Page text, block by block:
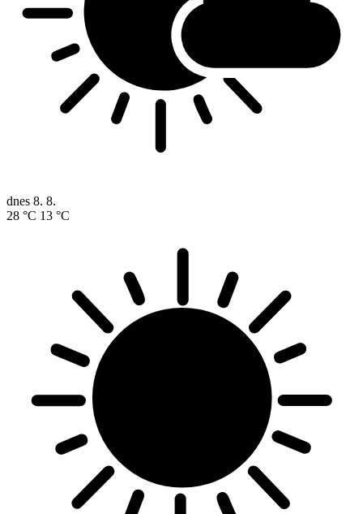
dnes 8. 8.
28 °C 13 °C